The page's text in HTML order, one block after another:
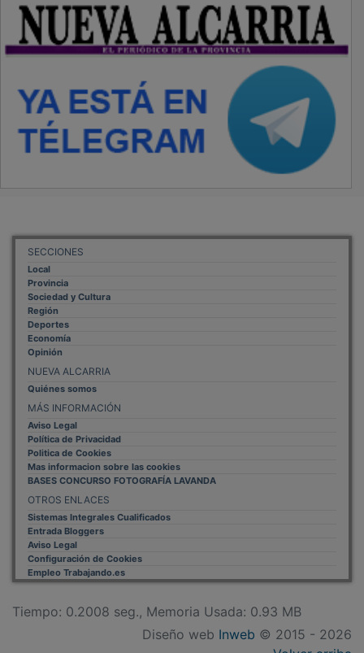
SECCIONES
Local
Provincia
Sociedad y Cultura
Región
Deportes
Economía
Opinión
NUEVA ALCARRIA
Quiénes somos
MÁS INFORMACIÓN
Aviso Legal
Política de Privacidad
Politica de Cookies
Mas informacion sobre las cookies
BASES CONCURSO FOTOGRAFÍA LAVANDA
OTROS ENLACES
Sistemas Integrales Cualificados
Entrada Bloggers
Aviso Legal
Configuración de Cookies
Empleo Trabajando.es
Tiempo: 0.2008 seg., Memoria Usada: 0.93 MB
Diseño web Inweb © 2015 - 2026